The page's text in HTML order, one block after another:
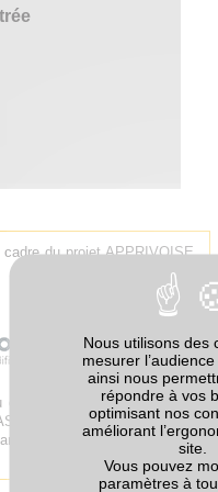
du projet APPRIVOISE,
d'affectation spéciale
de l'agriculture ne saurait
Nous utilisons des
mesurer
ainsi nous
répondre à vos
optimisant nos
améliorant
site.
Vous pouvez
paramètres à